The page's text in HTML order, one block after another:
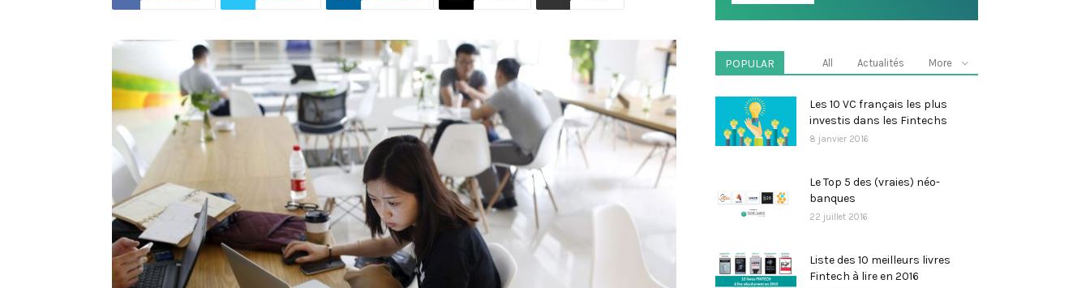
POPULAR All Actualités More
Les 10 VC français les plus
investis dans les Fintechs
8 janvier 2016
Le Top 5 des (vraies) néo-
banques
22 juillet 2016
Liste des 10 meilleurs livres
Fintech à lire en 2016